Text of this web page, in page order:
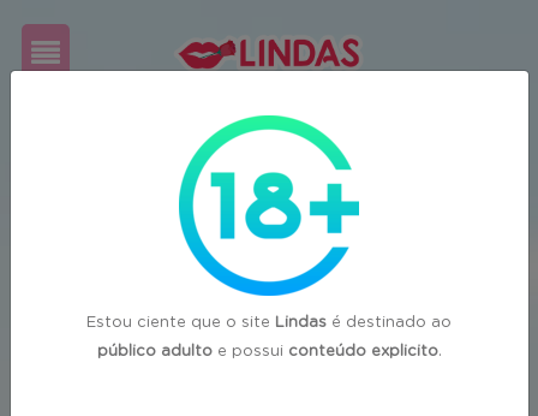
Estou ciente que o site Lindas é destinado ao
público adultoe possui conteúdo explicito.